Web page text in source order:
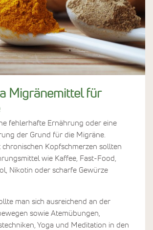
Migränemittel für
fehlerhafte Ernährung oder eine
der Grund für die Migräne.
chronischen Kopfschmerzen sollten
wie Kaffee, Fast-Food,
Nikotin oder scharfe Gewürze
man sich ausreichend an der
sowie Atemübungen,
Yoga und Meditation in den